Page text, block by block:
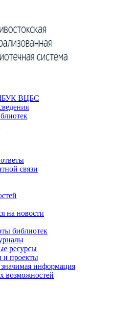
ВЦБС
связи
на новости
библиотек
ресурсы
и проекты
информация
возможностей